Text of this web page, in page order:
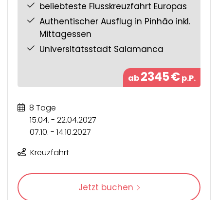
beliebteste Flusskreuzfahrt Europas
Authentischer Ausflug in Pinhão inkl.
Mittagessen
Universitätsstadt Salamanca
ab2345€p.P.
8 Tage
15.04. - 22.04.2027
07.10. - 14.10.2027
Kreuzfahrt
Jetzt buchen